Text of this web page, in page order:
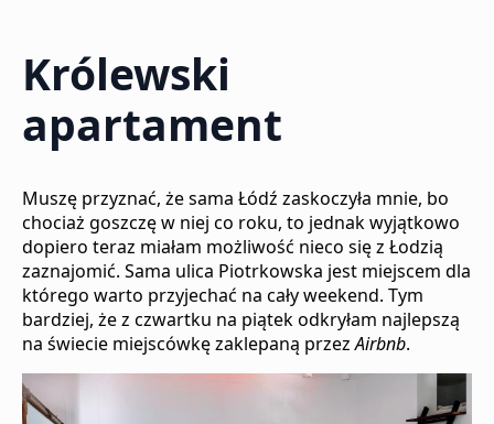
Królewski
apartament
Muszę przyznać, że sama Łódź zaskoczyła mnie, bo
chociaż goszczę w niej co roku, to jednak wyjątkowo
dopiero teraz miałam możliwość nieco się z Łodzią
zaznajomić. Sama ulica Piotrkowska jest miejscem dla
którego warto przyjechać na cały weekend. Tym
bardziej, że z czwartku na piątek odkryłam najlepszą
na świecie miejscówkę zaklepaną przezAirbnb.